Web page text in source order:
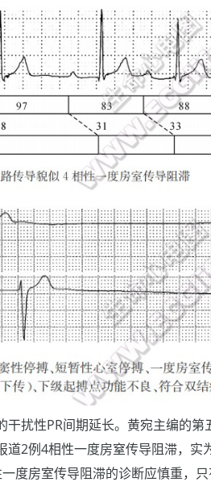
扰性PR间期延长。黄宛主编的第
2例4相性一度房窒传导阻滞，实
度房室传导阻滞的诊断应慎重，